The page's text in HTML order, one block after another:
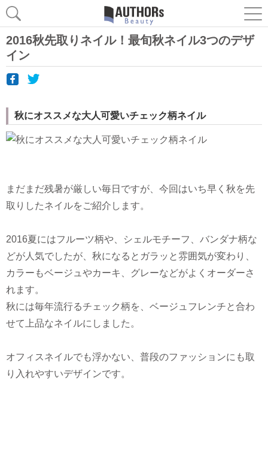
2016秋先取りネイル！最旬秋ネイル3つのデザ
イン
秋にオススメな大人可愛いチェック柄ネイル
まだまだ残暑が厳しい毎日ですが、今回はいち早く秋を先
取りしたネイルをご紹介します。
2016夏にはフルーツ柄や、シェルモチーフ、バンダナ柄な
どが人気でしたが、秋になるとガラッと雰囲気が変わり、
カラーもベージュやカーキ、グレーなどがよくオーダーさ
れます。
秋には毎年流行るチェック柄を、ベージュフレンチと合わ
せて上品なネイルにしました。
オフィスネイルでも浮かない、普段のファッションにも取
り入れやすいデザインです。